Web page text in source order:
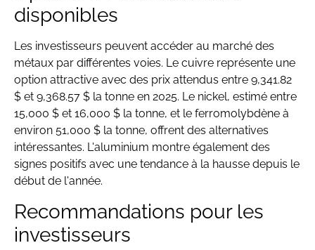
disponibles
Les investisseurs peuvent accéder au marché des
métaux par différentes voies. Le cuivre représente une
option attractive avec des prix attendus entre 9,341.82
$ et 9,368.57 $ la tonne en 2025. Le nickel, estimé entre
15,000 $ et 16,000 $ la tonne, et le ferromolybdène à
environ 51,000 $ la tonne, offrent des alternatives
intéressantes. L'aluminium montre également des
signes positifs avec une tendance à la hausse depuis le
début de l'année.
Recommandations pour les
investisseurs